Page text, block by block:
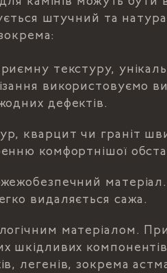
штучний та
текстуру,
використовуємо
дефектів.
кварцит чи граніт
комфортнішої
видаляється сажа.
матеріалом.
шкідливих
легенів, зокрема